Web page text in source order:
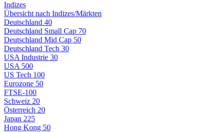
Indizes
Übersicht nach Indizes/Märkten
Deutschland 40
Deutschland Small Cap 70
Deutschland Mid Cap 50
Deutschland Tech 30
USA Industrie 30
USA 500
US Tech 100
Eurozone 50
FTSE-100
Schweiz 20
Österreich 20
Japan 225
Hong Kong 50